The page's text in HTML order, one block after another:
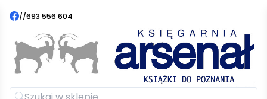
//693 556 604